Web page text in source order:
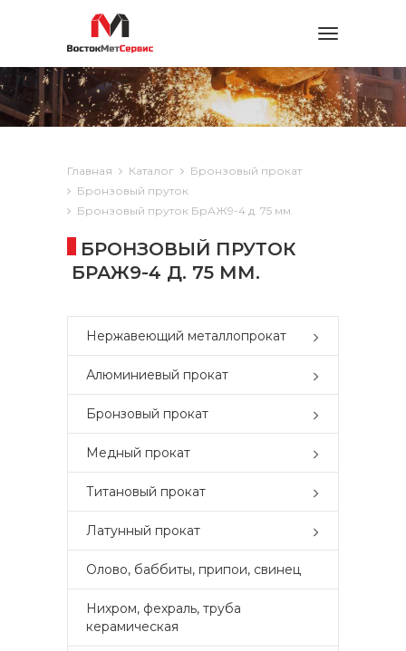
Toggle
Главная Каталог
Бронзовый прокат
Бронзовый пруток
Бронзовый пруток БрАЖ9-4 д. 75 мм.
БРОНЗОВЫЙ ПРУТОК
БРАЖ9-4 Д. 75 ММ.
Нержавеющий металлопрокат
Алюминиевый прокат
Бронзовый прокат
Медный прокат
Титановый прокат
Латунный прокат
Олово, баббиты, припои, свинец
Нихром, фехраль, труба
керамическая